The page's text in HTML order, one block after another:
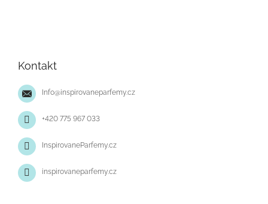
Kontakt
Info@inspirovaneparfemy.cz
+420 775 967 033
InspirovaneParfemy.cz
inspirovaneparfemy.cz